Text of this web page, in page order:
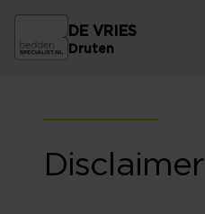
DE VRIES
Druten
Disclaimer